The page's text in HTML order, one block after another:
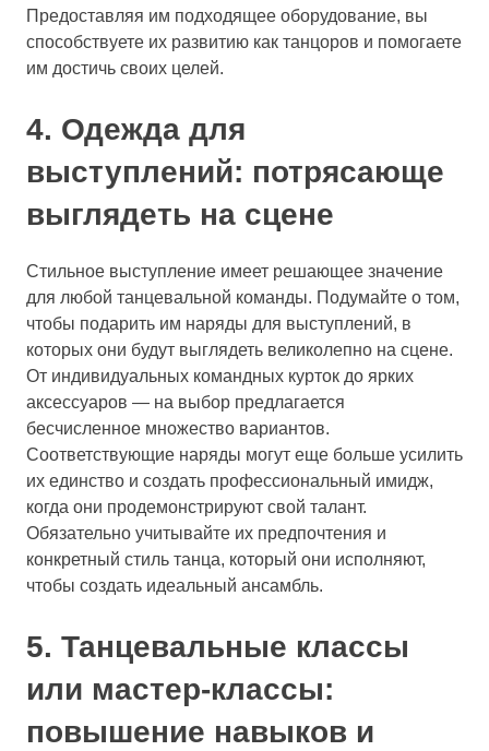
Предоставляя им подходящее оборудование, вы
способствуете их развитию как танцоров и помогаете
им достичь своих целей.
4. Одежда для
выступлений: потрясающе
выглядеть на сцене
Стильное выступление имеет решающее значение
для любой танцевальной команды. Подумайте о том,
чтобы подарить им наряды для выступлений, в
которых они будут выглядеть великолепно на сцене.
От индивидуальных командных курток до ярких
аксессуаров — на выбор предлагается
бесчисленное множество вариантов.
Соответствующие наряды могут еще больше усилить
их единство и создать профессиональный имидж,
когда они продемонстрируют свой талант.
Обязательно учитывайте их предпочтения и
конкретный стиль танца, который они исполняют,
чтобы создать идеальный ансамбль.
5. Танцевальные классы
или мастер-классы:
повышение навыков и